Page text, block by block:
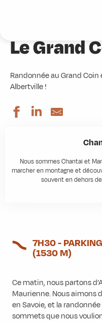
principal
Le Grand
Randonnée au Grand
Albertville !
Nous sommes Chantal et
marcher en montagne et
souvent en dehors
7H30 -
(1530 M)
Ce matin, nous partons
Maurienne. Nous aimons
en Savoie, et la
sommets que nous